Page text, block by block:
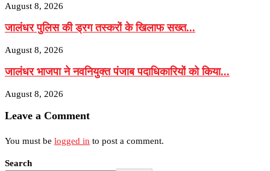
August 8, 2026
जालंधर पुलिस की ड्रग तस्करों के खिलाफ सख्त...
August 8, 2026
जालंधर भाजपा ने नवनियुक्त पंजाब पदाधिकारियों को किया...
August 8, 2026
Leave a Comment
You must be logged in to post a comment.
Search